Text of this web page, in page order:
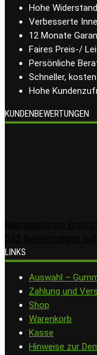
Hohe
Verbesserte
12 Monate
Faires Preis-/
Persönliche
Schneller,
Hohe
KUNDENBEWERTUNGEN
LINKS
Auswahl –
Zahlung und
Shop
Warenkorb
Kasse
Hinweise zur